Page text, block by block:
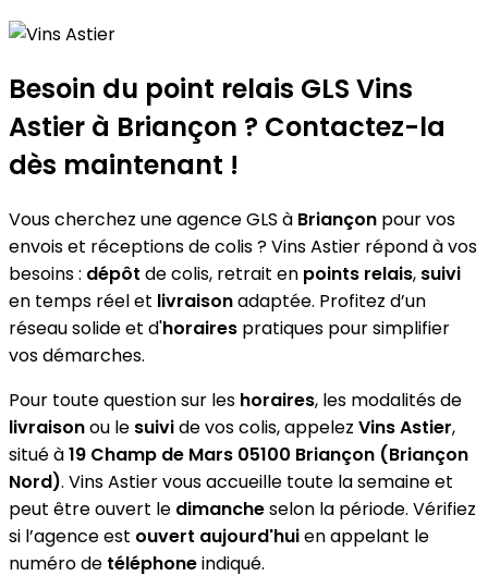
+
−
Besoin du point relais GLS Vins
Astier à Briançon ? Contactez-la
dès maintenant !
Vous cherchez une agence GLS à Briançon pour vos
envois et réceptions de colis ? Vins Astier répond à vos
besoins : dépôt de colis, retrait en points relais, suivi
en temps réel et livraisonadaptée. Profitez d’un
réseau solide et d'horaires pratiques pour simplifier
vos démarches.
Pour toute question sur les horaires, les modalités de
livraisonou le suivide vos colis, appelez Vins Astier,
situé à19 Champ de Mars 05100 Briançon (Briançon
Nord). Vins Astier vous accueille toute la semaine et
peut être ouvert le dimancheselon la période. Vérifiez
si l’agence est ouvert aujourd'huien appelant le
numéro de téléphoneindiqué.